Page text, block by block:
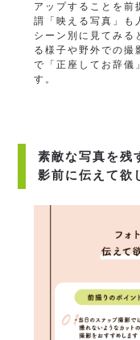
アップすることを前
謂「映える写真」も
シーン別に見てみる
る様子や野外での撮
で「正座してお辞儀
す。
素敵な写真を残
影前に伝えて欲